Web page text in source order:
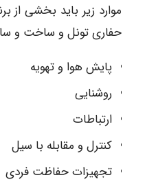
موارد زیر باید بخشی از
حفاری تونل و ساخت و
پایش هوا و تهویه
روشنایی
ارتباطات
کنترل و مقابله با سیل
تجهیزات حفاظت فردی